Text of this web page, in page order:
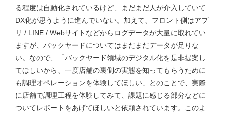
る程度は自動化されているけど、まだまだ人が介入していて
DX化が思うように進んでいない。加えて、フロント側はアプ
リ / LINE / Webサイトなどからログデータが大量に取れてい
ますが、バックヤードについてはまだまだデータが足りな
い。なので、「バックヤード領域のデジタル化を是非提案し
てほしいから、一度店舗の裏側の実態を知ってもらうために
も調理オペレーションを体験してほしい」とのことで、実際
に店舗で調理工程を体験してみて、課題に感じる部分などに
ついてレポートをあげてほしいと依頼されています。このよ